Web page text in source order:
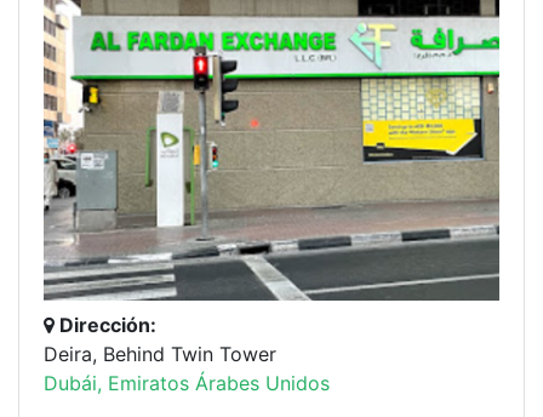
Dirección:
Deira, Behind Twin Tower
Dubái, Emiratos Árabes Unidos